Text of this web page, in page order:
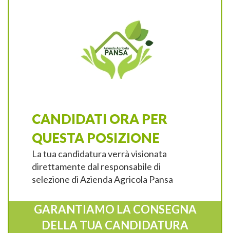
CANDIDATI ORA PER
QUESTA POSIZIONE
La tua candidatura verrà visionata
direttamente dal responsabile di
selezione di Azienda Agricola Pansa
GARANTIAMO LA CONSEGNA
DELLA TUA CANDIDATURA